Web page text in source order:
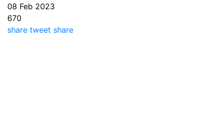
08 Feb 2023
670
share tweet share